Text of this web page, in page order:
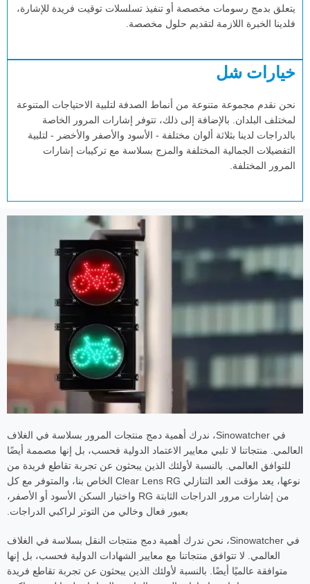
يتعلق بدمج رسومات مخصصة أو تنفيذ تسلسلات توقيت فريدة للإشارة،
فلدينا الخبرة اللازمة لتقديم حلول مخصصة.
خيارات شل
نحن نقدم مجموعة متنوعة من أنماط الصدفة لتلبية الاحتياجات المتنوعة
لمختلف البلدان. بالإضافة إلى ذلك، تتوفر إشارات المرور الخاصة
بالدراجات لدينا بثلاثة ألوان مختلفة - الأسود والأصفر والأخضر - لتلبية
التفضيلات الجمالية المختلفة والمزج بسلاسة مع تركيبات إشارات
المرور المختلفة.
في Sinowatcher، ندرك أهمية دمج منتجات المرور بسلاسة في الغلاف
العالمي. منتجاتنا لا تلبي معايير الاعتماد الدولية فحسب، بل إنها مصممة أيضًا
للتوافق العالمي. بالنسبة لأولئك الذين يبحثون عن تجربة تقاطع فريدة من
نوعها، يعد مؤقت العد التنازلي Clear Lens RG الخاص بنا، والمتوفر مع كل
من إشارات مرور الدراجات الثابتة RG واختيار السكن الأسود أو الأصفر،
بعبور فعال وخالي من التوتر لراكبي الدراجات.
في Sinowatcher، نحن ندرك أهمية دمج منتجات النقل بسلاسة في الغلاف
العالمي. لا تتوافق منتجاتنا مع معايير الشهادات الدولية فحسب، بل إنها
متوافقة عالميًا أيضًا. بالنسبة لأولئك الذين يبحثون عن تجربة تقاطع فريدة